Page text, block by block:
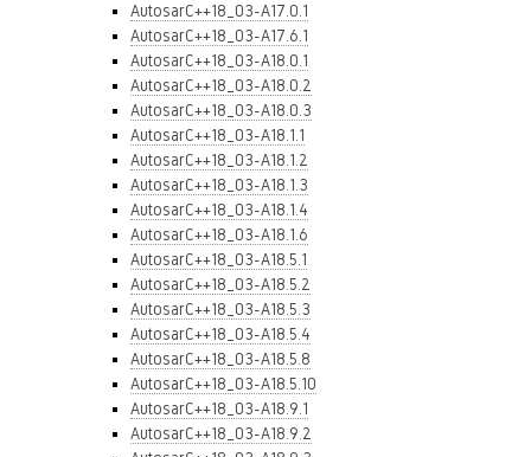
AutosarC++18_03-A17.0.1
AutosarC++18_03-A17.6.1
AutosarC++18_03-A18.0.1
AutosarC++18_03-A18.0.2
AutosarC++18_03-A18.0.3
AutosarC++18_03-A18.1.1
AutosarC++18_03-A18.1.2
AutosarC++18_03-A18.1.3
AutosarC++18_03-A18.1.4
AutosarC++18_03-A18.1.6
AutosarC++18_03-A18.5.1
AutosarC++18_03-A18.5.2
AutosarC++18_03-A18.5.3
AutosarC++18_03-A18.5.4
AutosarC++18_03-A18.5.8
AutosarC++18_03-A18.5.10
AutosarC++18_03-A18.9.1
AutosarC++18_03-A18.9.2